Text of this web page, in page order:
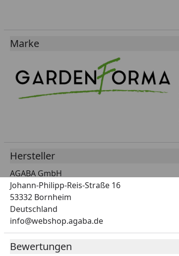
Marke
Hersteller
AGABA GmbH
Johann-Philipp-Reis-Straße 16
53332 Bornheim
Deutschland
info@webshop.agaba.de
Bewertungen